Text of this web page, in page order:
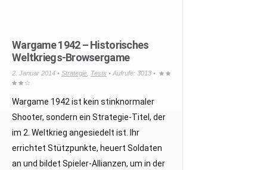
Wargame 1942 – Historisches
Weltkriegs-Browsergame
2. Januar 2014 • Strategie Tests • Aufrufe: 3013 •
Wargame 1942 ist kein stinknormaler
Shooter, sondern ein Strategie-Titel, der
im 2. Weltkrieg angesiedelt ist. Ihr
errichtet Stützpunkte, heuert Soldaten
an und bildet Spieler-Allianzen, um in der